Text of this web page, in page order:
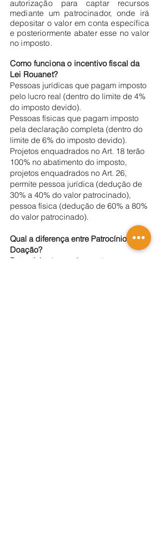
autorização para captar recursos
mediante um patrocinador, onde irá
depositar o valor em conta específica
e posteriormente abater esse no valor
no imposto.
Como funciona o incentivo fiscal da
Lei Rouanet?
Pessoas jurídicas que pagam imposto
pelo lucro real (dentro do limite de 4%
do imposto devido).
Pessoas físicas que pagam imposto
pela declaração completa (dentro do
limite de 6% do imposto devido).
Projetos enquadrados no Art. 18 terão
100% no abatimento do imposto,
projetos enquadrados no Art. 26,
permite pessoa jurídica (dedução de
30% a 40% do valor patrocinado),
pessoa física (dedução de 60% a 80%
do valor patrocinado).
Qual a diferença entre Patrocínio e
Doação?
Patrocínio:
Aporte financeiro com